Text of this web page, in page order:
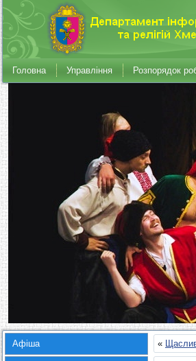
Головна Управління Розпорядок
Афіша «